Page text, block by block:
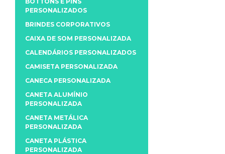
PERSONALIZADOS
BRINDES CORPORATIVOS
CAIXA DE SOM PERSONALIZADA
CALENDÁRIOS PERSONALIZADOS
CAMISETA PERSONALIZADA
CANECA PERSONALIZADA
CANETA ALUMÍNIO
PERSONALIZADA
CANETA METÁLICA
PERSONALIZADA
CANETA PLÁSTICA
PERSONALIZADA